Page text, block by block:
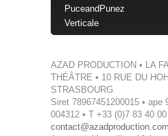
PuceandPunez
Verticale
AZAD PRODUCTION • LA
THÉÂTRE • 10 RUE DU
STRASBOURG
Siret 78967451200015 • ape
004312 • T +33 (0)7 83 40 00
contact@azadproduction.com